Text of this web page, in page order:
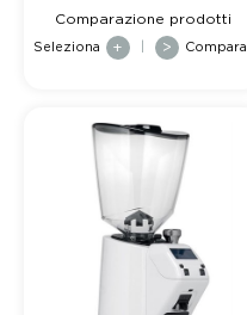
Comparazione prodotti
Seleziona + > Compara